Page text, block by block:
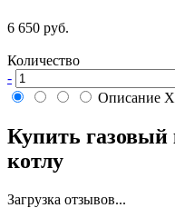
6 650 руб.
Количество
-
Описание
Купить
котлу
Загрузка отзывов...